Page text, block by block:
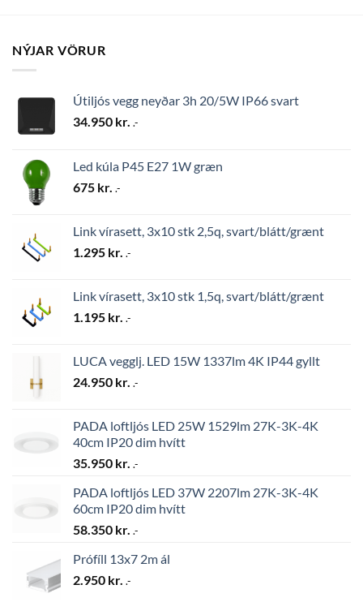
NÝJAR VÖRUR
Útiljós vegg neyðar 3h 20/5W IP66 svart
34.950 kr. .-
Led kúla P45 E27 1W græn
675 kr. .-
Link vírasett, 3x10 stk 2,5q, svart/blátt/grænt
1.295 kr. .-
Link vírasett, 3x10 stk 1,5q, svart/blátt/grænt
1.195 kr. .-
LUCA vegglj. LED 15W 1337lm 4K IP44 gyllt
24.950 kr. .-
PADA loftljós LED 25W 1529lm 27K-3K-4K
40cm IP20 dim hvítt
35.950 kr. .-
PADA loftljós LED 37W 2207lm 27K-3K-4K
60cm IP20 dim hvítt
58.350 kr. .-
Prófíll 13x7 2m ál
2.950 kr. .-